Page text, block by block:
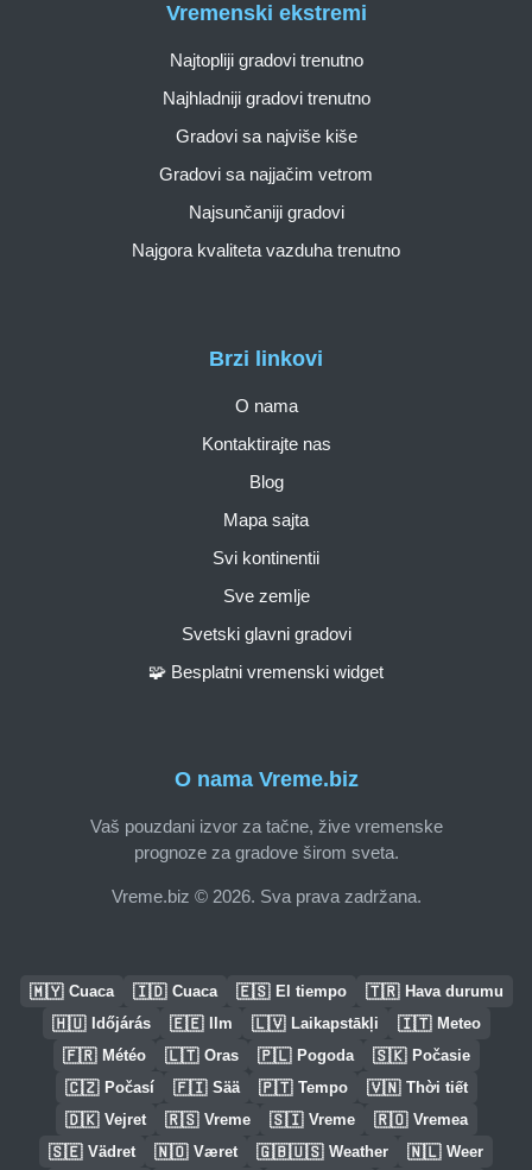
O nama Vreme.biz
Vaš pouzdani izvor za tačne, žive vremenske
prognoze za gradove širom sveta.
Vreme.biz © 2026. Sva prava zadržana.
Brzi linkovi
O nama
Kontaktirajte nas
Blog
Mapa sajta
Svi kontinentii
Sve zemlje
Svetski glavni gradovi
🧩 Besplatni vremenski widget
Vremenski ekstremi
Najtopliji gradovi trenutno
Najhladniji gradovi trenutno
Gradovi sa najviše kiše
Gradovi sa najjačim vetrom
Najsunčaniji gradovi
Najgora kvaliteta vazduha trenutno
🇲🇾 Cuaca 🇮🇩 Cuaca 🇪🇸 El tiempo 🇹🇷 Hava durumu
🇭🇺 Időjárás 🇪🇪 Ilm 🇱🇻 Laikapstākļi 🇮🇹 Meteo
🇫🇷 Météo 🇱🇹 Oras 🇵🇱 Pogoda 🇸🇰 Počasie
🇨🇿 Počasí 🇫🇮 Sää 🇵🇹 Tempo 🇻🇳 Thời tiết
🇩🇰 Vejret 🇷🇸 Vreme 🇸🇮 Vreme 🇷🇴 Vremea
🇸🇪 Vädret 🇳🇴 Været 🇬🇧🇺🇸 Weather 🇳🇱 Weer